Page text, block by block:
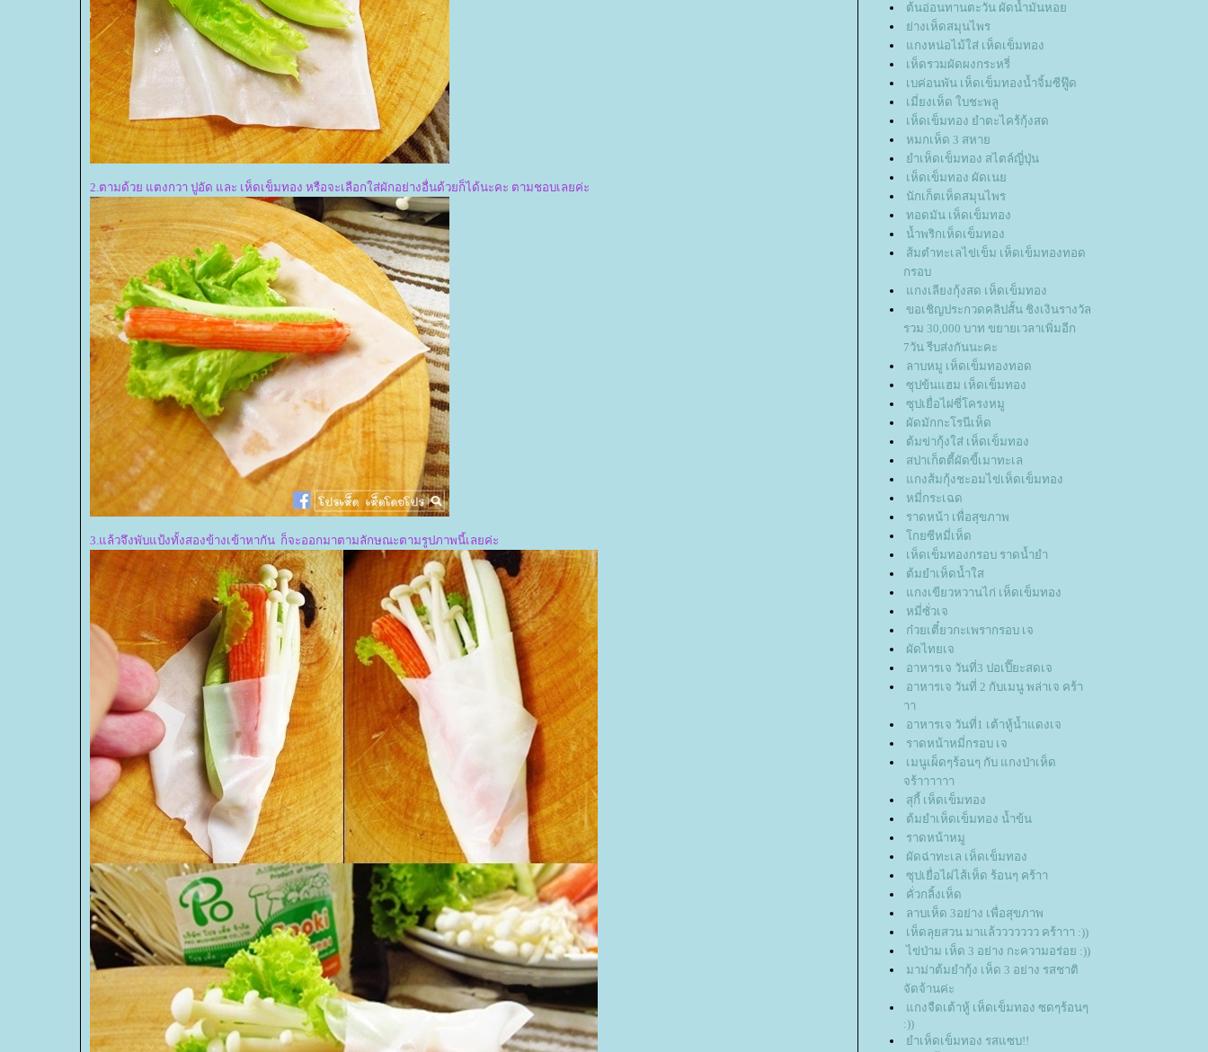
2.ตามด้วย แตงกวา ปูอัด และ เห็ดเข็มทอง หรือจะเลือกใส่ผักอย่างอื่นด้วยก็ได้นะคะ ตามชอบเลยค่ะ
3.แล้วจึงพับแป้งทั้งสองข้างเข้าหากัน ก็จะออกมาตามลักษณะตามรูปภาพนี้เลยค่ะ
ต้นอ่อนทานตะวัน ผัดน้ำมันหอ
่างเห็ดสมุนไพร
กงหน่อไม้ใส่ เห็ดเข็มทอง
เห็ดรวมผัดผงกระหรี่
เบค่อนพัน เห็ดเข็มทองน้ำจิ้มซีฟู๊ด
เมี่ยงเห็ด ใบชะพลู
เห็ดเข็มทอง ยำตะไคร้กุ้งสด
หมกเห็ด 3 สหา
ำเห็ดเข็มทอง สไตล์ญี่ปุ่น
เห็ดเข็มทอง ผัดเน
นักเก็ตเห็ดสมุนไพร
ทอดมัน เห็ดเข็มทอง
น้ำพริกเห็ดเข็มทอง
ส้มตำทะเลไข่เข็ม เห็ดเข็มทองทอด
กรอบ
กงเลียงกุ้งสด เห็ดเข็มทอง
ขอเชิญประกวดคลิปสั้น ชิงเงินรางวัล
รวม 30,000 บาท ขยายเวลาเพิ่มอีก
7วัน รีบส่งกันนะคะ
ลาบหมู เห็ดเข็มทองทอด
ซุปข้นแฮม เห็ดเข็มทอง
ซุปเยื่อไผ่ซี่โครงหมู
ผัดมักกะโรนีเห็ด
ต้มข่ากุ้งใส่ เห็ดเข็มทอง
สปาเก็ตตี้ผัดขี้เมาทะเล
กงส้มกุ้งชะอมไข่เห็ดเข็มทอง
หมี่กระเฉด
ราดหน้า เพื่อสุขภาพ
กยซีหมี่เห็ด
เห็ดเข็มทองกรอบ ราดน้ำยำ
ต้มยำเห็ดน้ำใส
กงเขียวหวานไก่ เห็ดเข็มทอง
หมี่ซั่วเจ
ก๋วยเตี๋ยวกะเพรากรอบ เจ
ผัดไทยเจ
อาหารเจ วันที่3 ปอเปี๊ยะสดเจ
อาหารเจ วันที่ 2 กับเมนู พล่าเจ คร้า
าา
อาหารเจ วันที่1 เต้าหู้น้ำแดงเจ
ราดหน้าหมี่กรอบ เจ
เมนูเผ็ดๆร้อนๆ กับ แกงป่าเห็ด
จร้าาาาาา
สุกี้ เห็ดเข็มทอง
ต้มยำเห็ดเข็มทอง น้ำข้น
ราดหน้าหมู
ผัดฉ่าทะเล เห็ดเข็มทอง
ซุปเยื่อไผ่ไส้เห็ด ร้อนๆ คร้าา
คั่วกลิ้งเห็ด
ลาบเห็ด 3อย่าง เพื่อสุขภาพ
เห็ดลุยสวน มาแล้ววววววว คร้าาา :))
ไข่ป่าม เห็ด 3 อย่าง กะความอร่อย :))
มาม่าต้มยำกุ้ง เห็ด 3 อย่าง รสชาติ
จัดจ้านค่ะ
กงจืดเต้าหู้ เห็ดเข็มทอง ซดๆร้อนๆ
:))
ำเห็ดเข็มทอง รสแซบ!!